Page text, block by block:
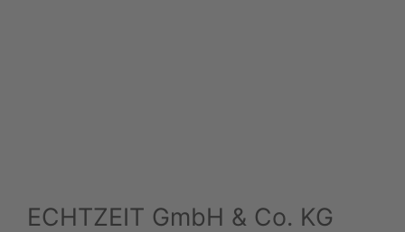
ECHTZEIT GmbH & Co. KG